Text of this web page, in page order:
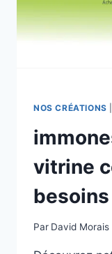
NOS CRÉATIONS
vitrine
Par David Morais